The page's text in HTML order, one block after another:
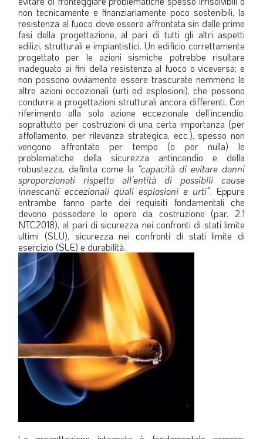
non tecnicamente e finanziariamente poco sostenibili, la
resistenza al fuoco deve essere affrontata sin dalle prime
fasi della progettazione, al pari di tutti gli altri aspetti
edilizi, strutturali e impiantistici. Un edificio correttamente
progettato per le azioni sismiche potrebbe risultare
inadeguato ai fini della resistenza al fuoco o viceversa; e
non possono ovviamente essere trascurate nemmeno le
altre azioni eccezionali (urti ed esplosioni), che possono
condurre a progettazioni strutturali ancora differenti. Con
riferimento alla sola azione eccezionale dell’incendio,
soprattutto per costruzioni di una certa importanza (per
affollamento, per rilevanza strategica, ecc.), spesso non
vengono affrontate per tempo (o per nulla) le
problematiche della sicurezza antincendio e della
robustezza, definita come la “capacità di evitare danni
sproporzionati rispetto all’entità di possibili cause
innescanti eccezionali quali esplosioni e urti”. Eppure
entrambe fanno parte dei requisiti fondamentali che
devono possedere le opere da costruzione (par. 2.1
NTC2018), al pari di sicurezza nei confronti di stati limite
ultimi (SLU), sicurezza nei confronti di stati limite di
esercizio (SLE) e durabilità.